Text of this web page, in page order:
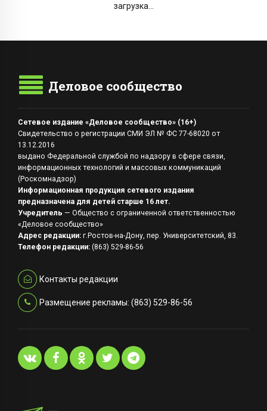
загрузка...
Деловое сообщество
Сетевое издание «Деловое сообщество» (16+)
Свидетельство о регистрации СМИ ЭЛ № ФС 77-68020 от
13.12.2016
выдано Федеральной службой по надзору в сфере связи,
информационных технологий и массовых коммуникаций
(Роскомнадзор)
Информационная продукция сетевого издания
предназначена для детей старше 16 лет.
Учредитель — Общество с ограниченной ответственностью
«Деловое сообщество»
Адрес редакции: г.Ростов-на-Дону, пер. Университетский, 83.
Телефон редакции: (863) 529-86-56
Контакты редакции
Размещение рекламы: (863) 529-86-56